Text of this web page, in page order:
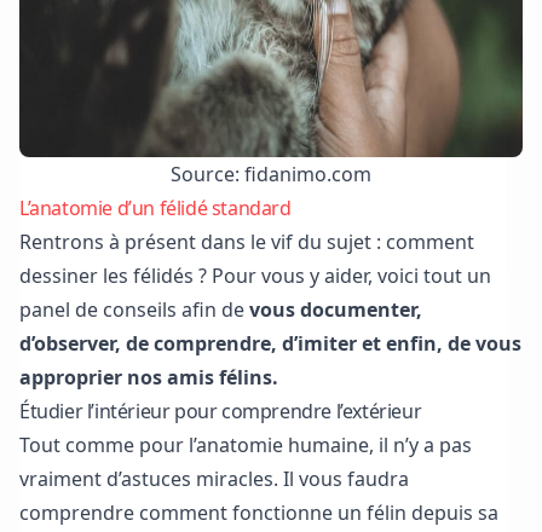
Source: fidanimo.com
L’anatomie d’un félidé standard
Rentrons à présent dans le vif du sujet : comment
dessiner les félidés ? Pour vous y aider, voici tout un
panel de conseils afin devous documenter,
d’observer, de comprendre, d’imiter et enfin, de vous
approprier nos amis félins.
Étudier l’intérieur pour comprendre l’extérieur
Tout comme pour l’anatomie humaine, il n’y a pas
vraiment d’astuces miracles. Il vous faudra
comprendre comment fonctionne un félin depuis sa